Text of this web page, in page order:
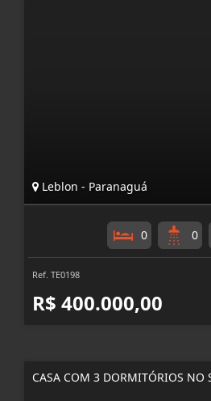
Leblon - Paranaguá
0 0
Ref. TE0198
R$ 400.000,00
CASA COM 3 DORMITÓRIOS NO